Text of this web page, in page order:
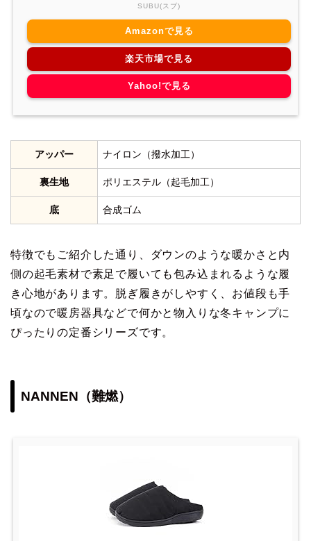
SUBU(スブ)
Amazonで見る
楽天市場で見る
Yahoo!で見る
アッパー ナイロン（撥水加工）
裏生地 ポリエステル（起毛加工）
底 合成ゴム
特徴でもご紹介した通り、ダウンのような暖かさと内
側の起毛素材で素足で履いても包み込まれるような履
き心地があります。脱ぎ履きがしやすく、お値段も手
頃なので暖房器具などで何かと物入りな冬キャンプに
ぴったりの定番シリーズです。
NANNEN（難燃）